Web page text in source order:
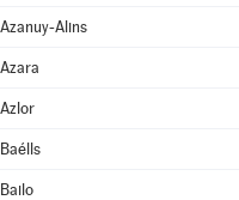
Azanuy-Alins
Azara
Azlor
Baélls
Bailo